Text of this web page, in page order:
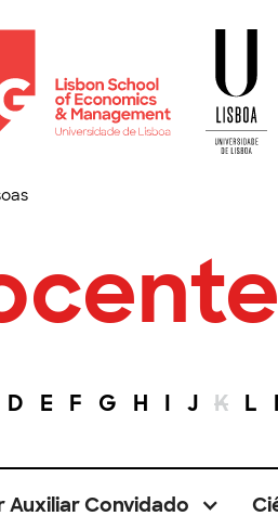
D E F G H I J K L
Auxiliar Convidado